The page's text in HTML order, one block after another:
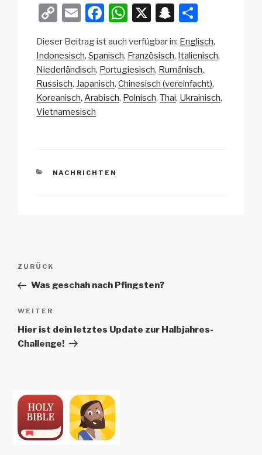
C
p
y
Li
n
E
ail
F
c
e
b
o
W
at
s
A
p
X
S
a
p
c
h
e
n
Dieser Beitrag ist auch verfügbar in: Englisch
Indonesisch Spanisch Französisch Italienisch
Niederländisch Portugiesisch Rumänisch
Russisch Japanisch Chinesisch (vereinfacht)
Koreanisch Arabisch Polnisch Thai Ukrainisch
Vietnamesisch
KATEGORIEN
NACHRICHTEN
Beitrags-
Vorheriger
Beitrag
ZURÜCK
Was geschah nach Pfingsten?
Nächster
Beitrag
WEITER
Hier ist dein letztes Update zur Halbjahres-
Challenge!